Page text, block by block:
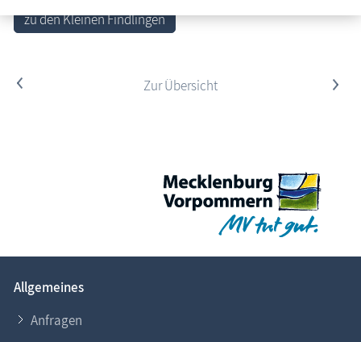
zu den Kleinen Findlingen
< Zur Übersicht >
Allgemeines
Anfragen